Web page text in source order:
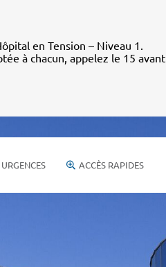
en Tension – Niveau 1.
à chacun, appelez le 15 avant
URGENCES ACCÈS RAPIDES